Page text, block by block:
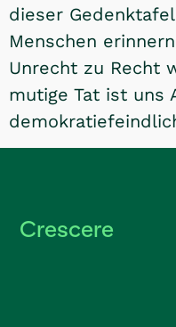
dieser
Menschen
Unrecht zu Recht
mutige Tat ist uns
Crescere